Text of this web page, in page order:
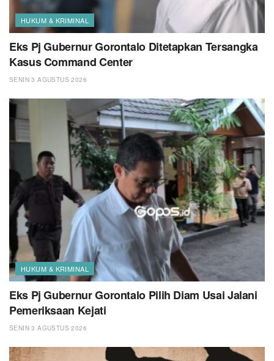
HUKUM & KRIMINAL
Eks Pj Gubernur Gorontalo Ditetapkan Tersangka
Kasus Command Center
SENIN 3 AGUSTUS 2026
HUKUM & KRIMINAL
Eks Pj Gubernur Gorontalo Pilih Diam Usai Jalani
Pemeriksaan Kejati
SENIN 3 AGUSTUS 2026